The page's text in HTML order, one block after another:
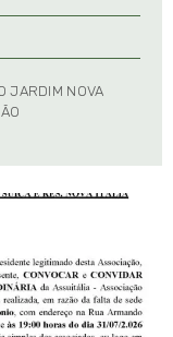
JARDIM NOVA